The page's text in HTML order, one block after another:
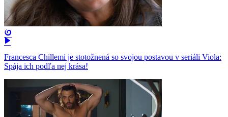
Francesca Chillemi je stotožnená so svojou postavou v seriáli Viola:
Spája ich podľa nej krása!